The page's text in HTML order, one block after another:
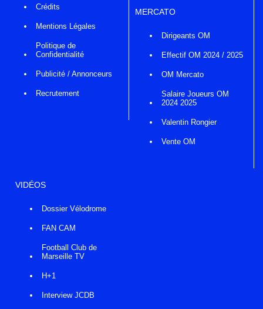
Crédits
Mentions Légales
Politique de
Confidentialité
Publicité / Annonceurs
Recrutement
MERCATO
Dirigeants OM
Effectif OM 2024 / 2025
OM Mercato
Salaire Joueurs OM
2024 2025
Valentin Rongier
Vente OM
VIDÉOS
Dossier Vélodrome
FAN CAM
Football Club de
Marseille TV
H+1
Interview JCDB